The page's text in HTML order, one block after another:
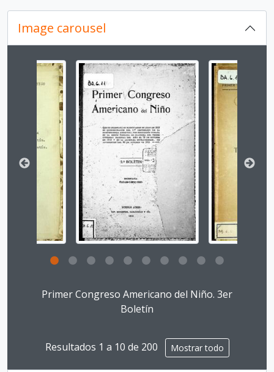
CPN.9 - IX Congreso Panamericano del Niño
CPN.10 - X Congreso Panamericano del Niño
CPN.11 - XI Congreso Panamericano del Niño
CPN.13 - XIII Congreso Panamericano del Niño
CPN.14 - XIV Congreso Panamericano del Niño
CPN.15 - XV Congreso Panamericano del Niño
CPN.16 - XVI Congreso Panamericano del Niño
CPN.17 - XVII Congreso Panamericano del Niño
CPN.18 - XVIII Congreso Panamericano del Niño
CPN.0 - Documentación Asociada al Congreso Panamericano del Niño, la Niña y Adolescentes
Image carousel
Changing the current slide of this carousel will
Primer Congreso Americano del Niño. 3er
Boletín
Resultados 1 a 10 de 200 Mostrar todo